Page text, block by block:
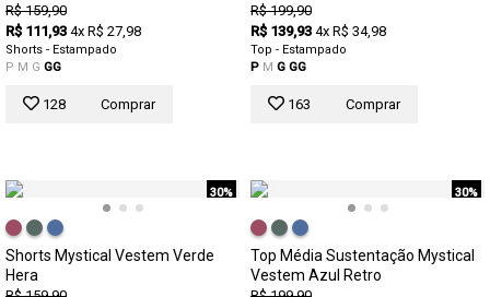
R$ 159,90
R$ 111,93 4x R$ 27,98
Shorts - Estampado
P M G GG
128 Comprar
R$ 199,90
R$ 139,93 4x R$ 34,98
Top - Estampado
P M G GG
163 Comprar
30%
Shorts Mystical Vestem Verde
Hera
30%
Top Média Sustentação Mystical
Vestem Azul Retro